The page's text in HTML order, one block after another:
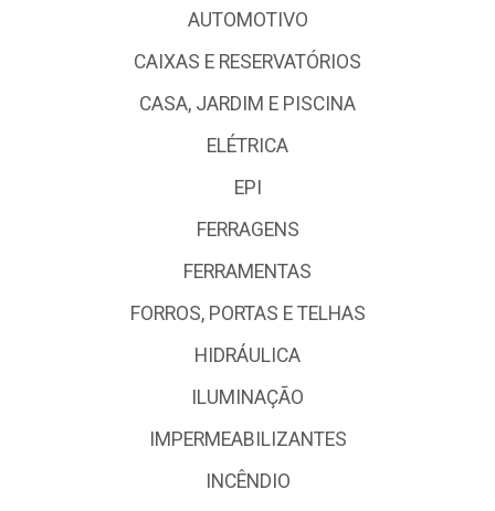
AUTOMOTIVO
CAIXAS E RESERVATÓRIOS
CASA, JARDIM E PISCINA
ELÉTRICA
EPI
FERRAGENS
FERRAMENTAS
FORROS, PORTAS E TELHAS
HIDRÁULICA
ILUMINAÇÃO
IMPERMEABILIZANTES
INCÊNDIO